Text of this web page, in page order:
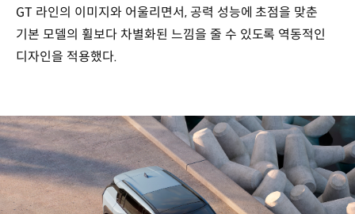
GT 라인의 이미지와 어울리면서, 공력 성능에 초점을 맞춘
기본 모델의 휠보다 차별화된 느낌을 줄 수 있도록 역동적인
디자인을 적용했다.